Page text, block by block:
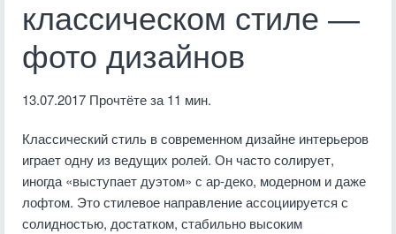
классическом стиле —
фото дизайнов
13.07.2017 Прочтёте за 11 мин.
Классический стиль в современном дизайне интерьеров
играет одну из ведущих ролей. Он часто солирует,
иногда «выступает дуэтом» с ар-деко, модерном и даже
лофтом. Это стилевое направление ассоциируется с
солидностью, достатком, стабильно высоким